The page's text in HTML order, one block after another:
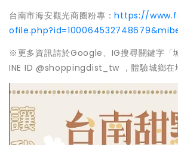
台南市海安觀光商圈粉專：https://
※更多資訊請於Google、IG搜尋關鍵字「
INE ID @shoppingdist_tw ，體驗城鄉在